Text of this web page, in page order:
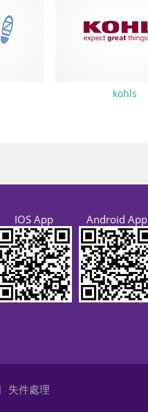
kohls
IOS App Android App
失件處理